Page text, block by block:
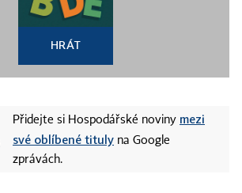
HRÁT
Přidejte si Hospodářské noviny mezi
své oblíbené tituly na Google
zprávách.